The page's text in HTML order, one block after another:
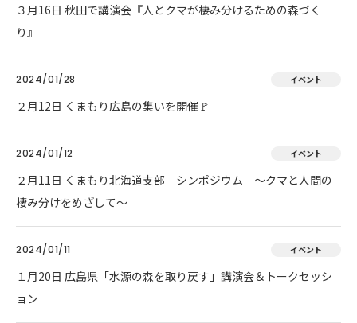
３月16日 秋田で講演会『人とクマが棲み分けるための森づく
り』
2024/01/28 イベント
２月12日 くまもり広島の集いを開催🚩
2024/01/12 イベント
２月11日 くまもり北海道支部 シンポジウム ～クマと人間の
棲み分けをめざして～
2024/01/11 イベント
１月20日 広島県「水源の森を取り戻す」講演会＆トークセッシ
ョン